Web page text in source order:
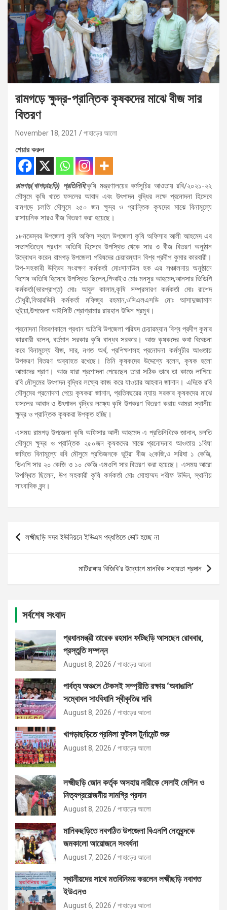
রামগড়ে ক্ষুদ্র-প্রান্তিক কৃষকদের মাঝে বীজ সার
বিতরণ
November 18, 2021 পাহাড়ের আলো
শেয়ার করুন
রামগড়(খাগড়াছড়ি) প্রতিনিধি:কৃষি মন্ত্রণালয়ের কর্মসূচির আওতায় রবি/২০২১-২২
মৌসুমে কৃষি খাতে ফসলের আবাদ এবং উৎপাদন বৃদ্ধির লক্ষে প্রনোদনা হিসেবে
রামগড়ে চলতি মৌসুমে ২৫০ জন ক্ষুদ্র ও প্রান্তিক কৃষদের মাঝে বিনামূল্যে
রাসায়নিক সারও বীজ বিতরণ করা হয়েছে।
১৮নভেম্বর উপজেলা কৃষি অফিস স্থলে উপজেলা কৃষি অফিসার আলী আহমেদ এর
সভাপতিত্বে প্রধান অতিথি হিসেবে উপস্থিত থেকে সার ও বীজ বিতরণ অনুষ্ঠান
উদ্বোধন করেন রামগড় উপজেলা পরিষদের চেয়ারম্যান বিশ্ব প্রদীপ কুমার কারবারী।
উপ-সহকারী উদ্ভিদ সংরক্ষণ কর্মকর্তা মোঃসানাউল হক এর সঞ্চালনায় অনুষ্ঠানে
বিশেষ অতিথি হিসেবে উপস্থিত ছিলেন,পিআইও মোঃ মনসুর আহমেদ,আনসার ভিডিপি
কর্মকর্তা(ভারপ্রাপ্ত) মোঃ আবুল কালাম,কৃষি সম্প্রসারণ কর্মকর্তা মোঃ রাশেদ
চৌধুরী,বিআরডিবি কর্মকর্তা মফিজুর রহমান,ওসিএলএসডি মোঃ আসাদুজ্জামান
ভূইয়া,উপজেলা আইসিটি প্রোগ্রামার রায়হান উদ্দিন প্রমুখ।
প্রনোদনা বিতরণকালে প্রধান অতিথি উপজেলা পরিষদ চেয়ারম্যান বিশ্ব প্রদীপ কুমার
কারবারী বলেন, বর্তমান সরকার কৃষি বান্ধব সরকার। আজ কৃষকদের কথা বিবেচনা
করে বিনামুল্যে বীজ, সার, নগত অর্থ, প্রশিক্ষণসহ প্রনোদনা কর্মসূচীর আওতায়
উপকরণ বিতরণ অব্যাহত রখেছে। তিনি কৃষকদের উদ্দেশ্যে বলেন, কৃষক হলো
আমাদের প্রাণ। আজ যারা প্রণোদনা পেয়েছেন তারা সঠিক ভাবে তা কাজে লাগিয়ে
রবি মৌসুমের উৎপাদন বৃদ্ধির লক্ষ্যে কাজ করে যাওয়ার আহবান জানান। এদিকে রবি
মৌসুমের প্রনোদনা পেয়ে কৃষকরা জানান, প্রতিবছরের ন্যায় সরকার কৃষকদের মাঝে
ফসলের আবাদ ও উৎপাদন বৃদ্ধির লক্ষ্যে কৃষি উপকরণ বিতরণ করায় আমরা স্থানীয়
ক্ষুদ্র ও প্রান্তিক কৃষকরা উপকৃত হচ্ছি।
এসময় রামগড় উপজেলা কৃষি অফিসার আলী আহমেদ এ প্রতিনিধিকে জানান, চলতি
মৌসুমে ক্ষুদ্র ও প্রান্তিক ২৫০জন কৃষকদের মাঝে প্রনোদনার আওতায় ১বিঘা
জমিতে বিনামূল্যে রবি মৌসুমে প্রতিজনকে ভুট্রা বীজ ২কেজি,ও সরিষা ১ কেজি,
ডিএপি সার ২০ কেজি ও ১০ কেজি এমওপি সার বিতরণ করা হয়েছে। এসময় আরো
উপস্থিত ছিলেন, উপ সহকারী কৃষি কর্মকর্তা মোঃ মোহাম্মদ শরীফ উদ্দিন, স্থানীয়
সাংবাদিক বৃন্দ।
Post
navigation
লক্ষ্মীছড়ি সদর ইউনিয়নে ইভিএম পদ্ধতিতে ভোট হচ্ছে না
মাটিরাঙ্গায় বিজিবি’র উদ্যোগে মানবিক সহায়তা প্রদান
সর্বশেষ সংবাদ
প্রধানমন্ত্রী তারেক রহমান ফটিছড়ি আসছেন রোববার,
প্রস্তুতি সম্পন্ন
August 8, 2026 পাহাড়ের আলো
পার্বত্য অঞ্চলে টেকসই সম্প্রীতি রক্ষায় ‘অবাঙালি’
সম্বোধন সাংবিধানি স্বীকৃতির দাবি
August 8, 2026 পাহাড়ের আলো
খাগড়াছড়িতে প্রমিলা ফুটবল টুর্নামেন্ট শুরু
August 8, 2026 পাহাড়ের আলো
লক্ষ্মীছড়ি জোন কর্তৃক অসহায় নারীকে সেলাই মেশিন ও
নিত্যপ্রয়োজনীয় সামগ্রি প্রদান
August 8, 2026 পাহাড়ের আলো
মানিকছড়িতে নবগঠিত উপজেলা বিএনপি নেতৃবৃন্দকে
জমকালো আয়োজনে সংবর্ধনা
August 7, 2026 পাহাড়ের আলো
স্থানীয়দের সাথে মতবিনিময় করলেন লক্ষ্মীছড়ি নবাগত
ইউএনও
August 6, 2026 পাহাড়ের আলো